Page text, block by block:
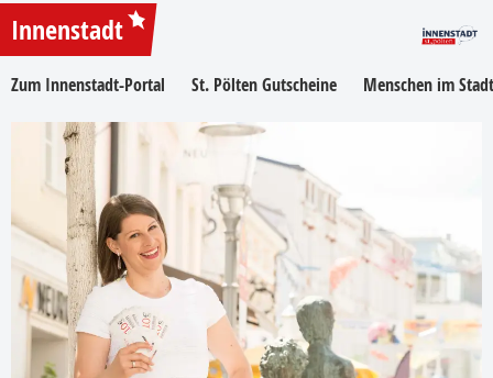
Innenstadt
Zum Innenstadt-Portal St. Pölten Gutscheine Menschen im